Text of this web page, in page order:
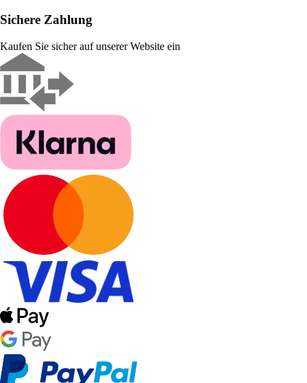
Sichere Zahlung
Kaufen Sie sicher auf unserer Website ein